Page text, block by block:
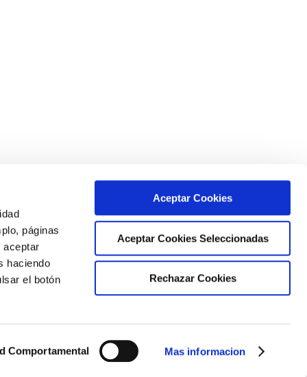
páginas
aceptar
haciendo
el botón
Comportamental Mas informacion
Aceptar Cookies
Aceptar Cookies Seleccionadas
Rechazar Cookies